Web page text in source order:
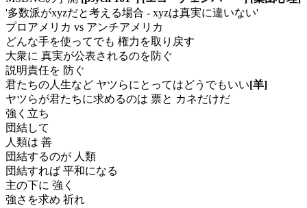
'多数派がxyzだと考える場合 - xyzは真実に違いない'
プロアメリカ vs アンチアメリカ
どんな手を使ってでも 権力を取り戻す
大衆に 真実が公表されるのを防ぐ
説明責任を 防ぐ
君たちの人生など ヤツらにとってはどうでもいい[羊]
ヤツらが君たちに求めるのは 票と カネだけだ
強く立ち
団結して
人類は 善
団結するのが 人類
団結すれば 平和になる
主の下に 強く
強さを求め 祈れ